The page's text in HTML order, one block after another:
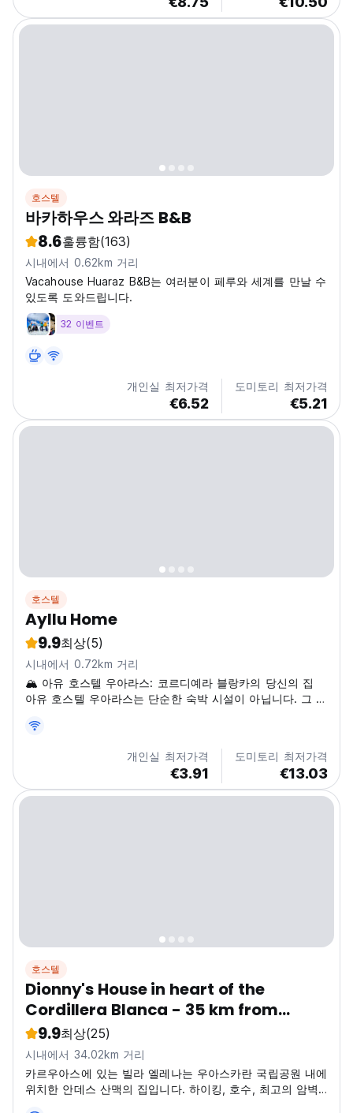
호스텔
바카하우스 와라즈 B&B
8.6훌륭함(163)
시내에서 0.62km 거리
Vacahouse Huaraz B&B는 여러분이 페루와 세계를 만날 수
있도록 도와드립니다.
32 이벤트
개인실 최저가격
€6.52
도미토리 최저가격
€5.21
호스텔
Ayllu Home
9.9최상(5)
시내에서 0.72km 거리
🏔️ 아유 호스텔 우아라스: 코르디예라 블랑카의 당신의 집
아유 호스텔 우아라스는 단순한 숙박 시설이 아닙니다. 그 본
기 위해 복원되었습니다. 우리의 공간: - 독창적인 매력과 현
대적인 디테일로 복원된 객실 - 편안하면서도 우아한 환경:
바, 라운지, 미니 영화관 및 회의실 - 공용 주방, 24시간 리셉
션 및 모든 구역에서 Wi-Fi 이용 가능 🛏️ 객실: - 욕실과 도시
또는 안뜰 전망을 갖춘 개인...
개인실 최저가격
€3.91
도미토리 최저가격
€13.03
호스텔
Dionny's House in heart of the
Cordillera Blanca - 35 km from
Huaraz
9.9최상(25)
시내에서 34.02km 거리
카르우아스에 있는 빌라 엘레나는 우아스카란 국립공원 내에
위치한 안데스 산맥의 집입니다. 하이킹, 호수, 최고의 암벽